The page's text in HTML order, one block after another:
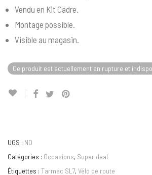
Vendu en Kit Cadre.
Montage possible.
Visible au magasin.
Ce produit est actuellement en rupture et
UGS : ND
Catégories : Occasions, Super deal
Étiquettes : Tarmac SL7, Vélo de route